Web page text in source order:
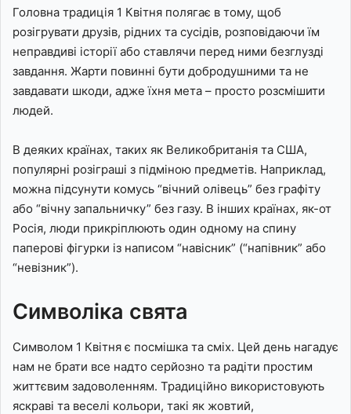
Головна традиція 1 Квітня полягає в тому, щоб
розігрувати друзів, рідних та сусідів, розповідаючи їм
неправдиві історії або ставлячи перед ними безглузді
завдання. Жарти повинні бути добродушними та не
завдавати шкоди, адже їхня мета – просто розсмішити
людей.
В деяких країнах, таких як Великобританія та США,
популярні розіграші з підміною предметів. Наприклад,
можна підсунути комусь “вічний олівець” без графіту
або “вічну запальничку” без газу. В інших країнах, як-от
Росія, люди прикріплюють один одному на спину
паперові фігурки із написом “навісник” (“напівник” або
“невізник”).
Символіка свята
Символом 1 Квітня є посмішка та сміх. Цей день нагадує
нам не брати все надто серйозно та радіти простим
життєвим задоволенням. Традиційно використовують
яскраві та веселі кольори, такі як жовтий,